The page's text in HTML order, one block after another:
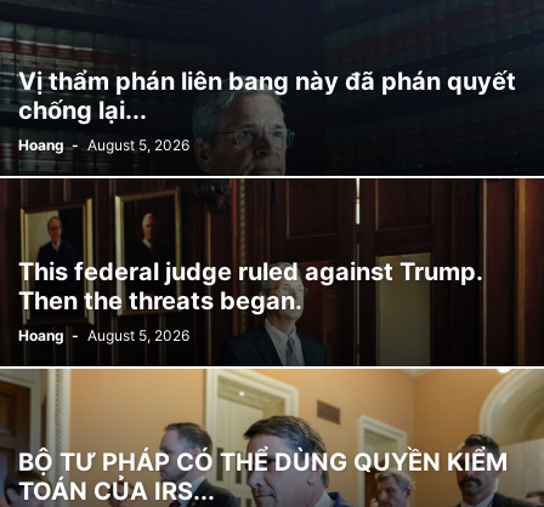
Vị thẩm phán liên bang này đã phán quyết
chống lại...
Hoang - August 5, 2026
This federal judge ruled against Trump.
Then the threats began.
Hoang - August 5, 2026
BỘ TƯ PHÁP CÓ THỂ DÙNG QUYỀN KIỂM
TOÁN CỦA IRS...